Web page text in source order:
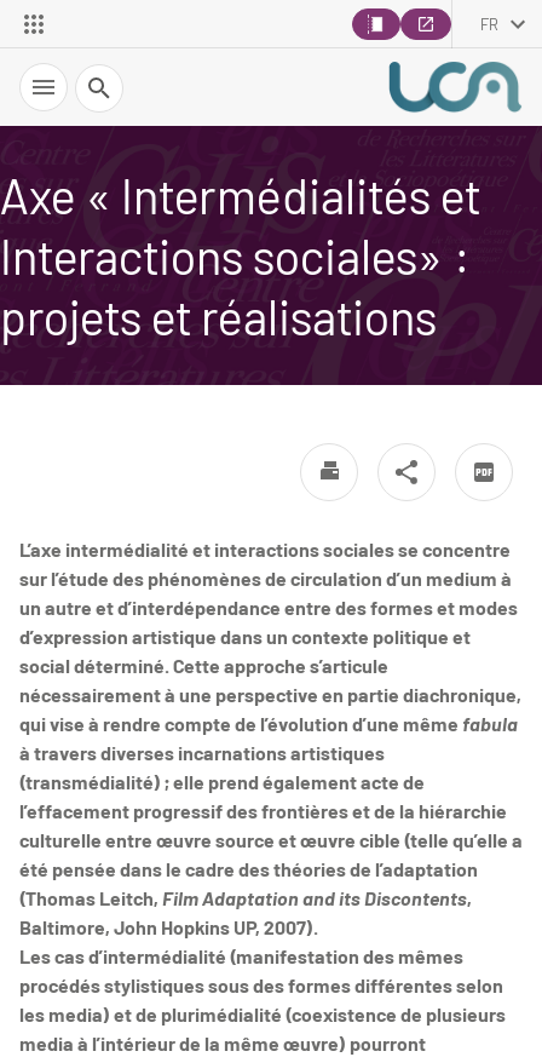
FR
Recherche
Axe « Intermédialités et
Interactions sociales» :
projets et réalisations
L’axe intermédialité et interactions sociales se concentre
sur l’étude des phénomènes de circulation d’un medium à
un autre et d’interdépendance entre des formes et modes
d’expression artistique dans un contexte politique et
social déterminé. Cette approche s’articule
nécessairement à une perspective en partie diachronique,
qui vise à rendre compte de l’évolution d’une même fabula
à travers diverses incarnations artistiques
(transmédialité) ; elle prend également acte de
l’effacement progressif des frontières et de la hiérarchie
culturelle entre œuvre source et œuvre cible (telle qu’elle a
été pensée dans le cadre des théories de l’adaptation
(Thomas Leitch, Film Adaptation and its Discontents,
Baltimore, John Hopkins UP, 2007).
Les cas d’intermédialité (manifestation des mêmes
procédés stylistiques sous des formes différentes selon
les media) et de plurimédialité (coexistence de plusieurs
media à l’intérieur de la même œuvre) pourront